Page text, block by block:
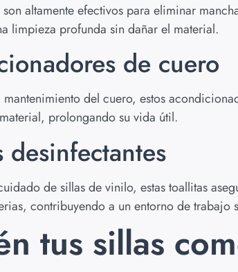
son altamente efectivos para eliminar
limpieza profunda sin dañar el material.
de cuero
mantenimiento del cuero, estos
prolongando su vida útil.
desinfectantes
de sillas de vinilo, estas toallitas
contribuyendo a un entorno de trabajo
tus sillas